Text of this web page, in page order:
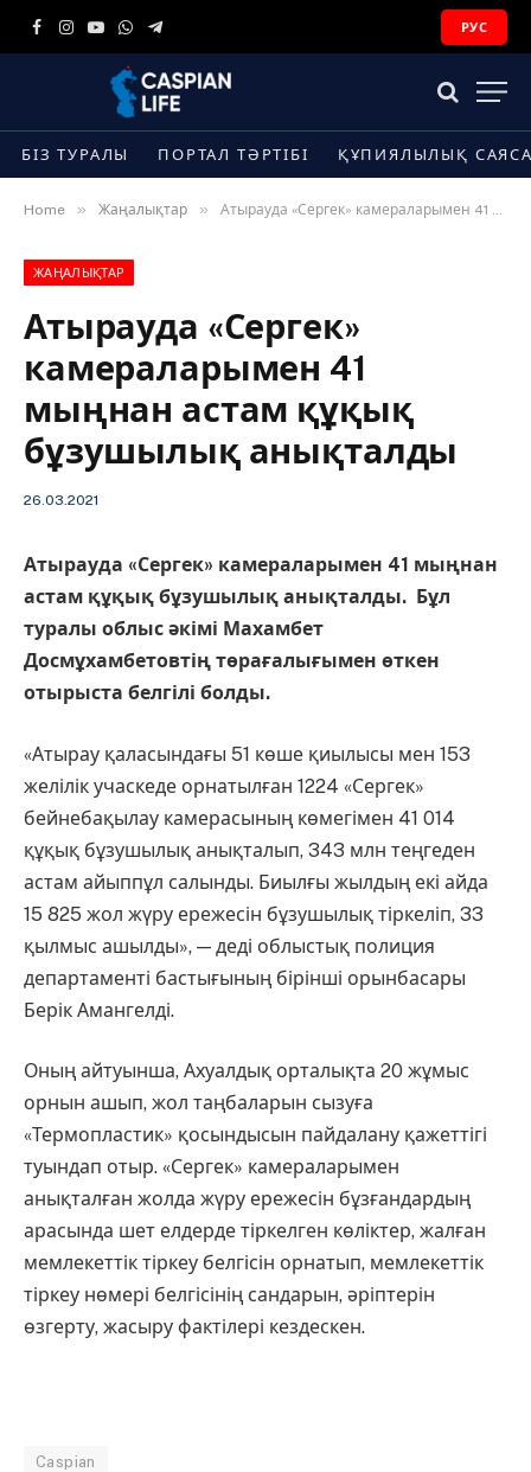
Facebook
Instagram
YouTube
WhatsApp
Telegram
РУС
БІЗ ТУРАЛЫ ПОРТАЛ ТӘРТІБІ ҚҰПИЯЛЫЛЫҚ
Home » Жаңалықтар » Атырауда «Сергек» камераларымен 41 мыңнан астам құқық бұзушылық анықталды
ЖАҢАЛЫҚТАР
Атырауда «Сергек»
камераларымен 41
мыңнан астам құқық
бұзушылық анықталды
26.03.2021
Атырауда «Сергек» камераларымен 41 мыңнан
астам құқық бұзушылық анықталды. Бұл
туралы облыс әкімі Махамбет
Досмұхамбетовтің төрағалығымен өткен
отырыста белгілі болды.
«Атырау қаласындағы 51 көше қиылысы мен 153
желілік учаскеде орнатылған 1224 «Сергек»
бейнебақылау камерасының көмегімен 41 014
құқық бұзушылық анықталып, 343 млн теңгеден
астам айыппұл салынды. Биылғы жылдың екі айда
15 825 жол жүру ережесін бұзушылық тіркеліп, 33
қылмыс ашылды», — деді облыстық полиция
департаменті бастығының бірінші орынбасары
Берік Амангелді.
Оның айтуынша, Ахуалдық орталықта 20 жұмыс
орнын ашып, жол таңбаларын сызуға
«Термопластик» қосындысын пайдалану қажеттігі
туындап отыр. «Сергек» камераларымен
анықталған жолда жүру ережесін бұзғандардың
арасында шет елдерде тіркелген көліктер, жалған
мемлекеттік тіркеу белгісін орнатып, мемлекеттік
тіркеу нөмері белгісінің сандарын, әріптерін
өзгерту, жасыру фактілері кездескен.
Caspian